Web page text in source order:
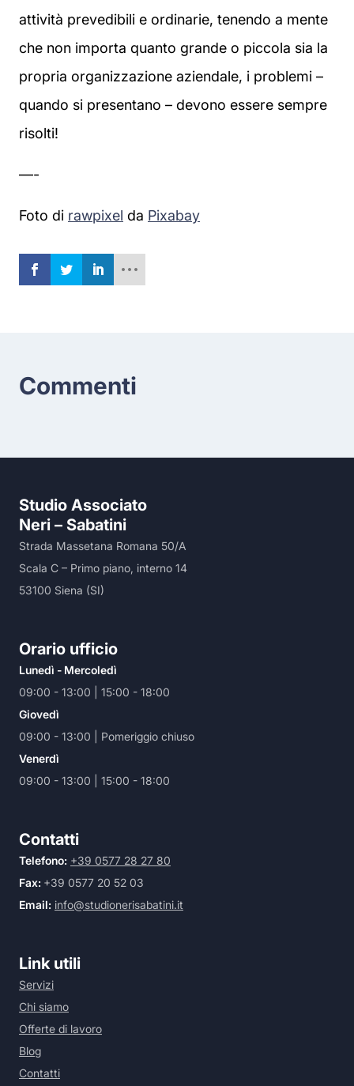
attività prevedibili e ordinarie, tenendo a mente
che non importa quanto grande o piccola sia la
propria organizzazione aziendale, i problemi –
quando si presentano – devono essere sempre
risolti!
—-
Foto di rawpixel da Pixabay
Commenti
Studio Associato
Neri – Sabatini
Strada Massetana Romana 50/A
Scala C – Primo piano, interno 14
53100 Siena (SI)
Orario ufficio
Lunedì - Mercoledì
09:00 - 13:00 | 15:00 - 18:00
Giovedì
09:00 - 13:00 | Pomeriggio chiuso
Venerdì
09:00 - 13:00 | 15:00 - 18:00
Contatti
Telefono: +39 0577 28 27 80
Fax: +39 0577 20 52 03
Email: info@studionerisabatini.it
Link utili
Servizi
Chi siamo
Offerte di lavoro
Blog
Contatti